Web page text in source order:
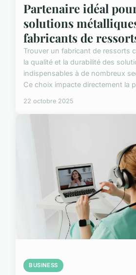
Partenaire idéal
solutions
fabricants de
Trouver un fabricant de ressorts
la qualité et la durabilité des
indispensables à de nombreux
Ce choix impacte directement la
22 octobre 2025
BUSINESS